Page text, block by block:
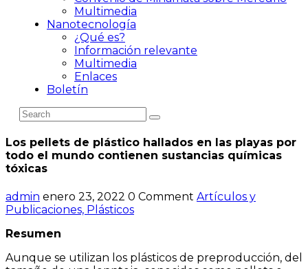
Multimedia
Nanotecnología
¿Qué es?
Información relevante
Multimedia
Enlaces
Boletín
Los pellets de plástico hallados en las playas por
todo el mundo contienen sustancias químicas
tóxicas
admin enero 23, 2022 0 Comment Artículos y
Publicaciones, Plásticos
Resumen
Aunque se utilizan los plásticos de preproducción, del